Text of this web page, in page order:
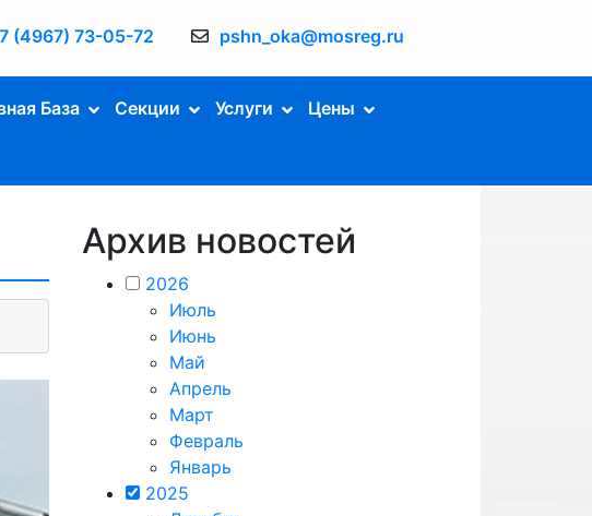
(4967) 73-05-72 pshn_oka@mosreg.ru
База Секции Услуги Цены
Архив новостей
2026
Июль
Июнь
Май
Апрель
Март
Февраль
Январь
2025